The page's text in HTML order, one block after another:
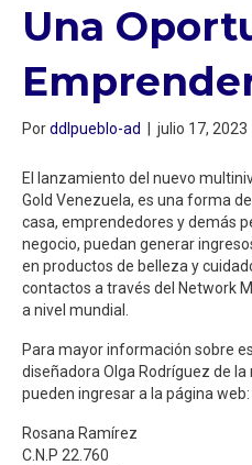
Una
Porddlpueblo-ad julio 17, 2023
El lanzamiento del nuevo
Gold Venezuela, es una forma
casa, emprendedores y demás
negocio, puedan generar
en productos de belleza y
contactos a través del Network
a nivel mundial.
Para mayor información sobre
diseñadora Olga Rodríguez de
pueden ingresar a la página
Rosana Ramírez
C.N.P 22.760